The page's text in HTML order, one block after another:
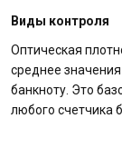
Виды контроля
Оптическая
среднее
банкноту. Это
любого счетчика